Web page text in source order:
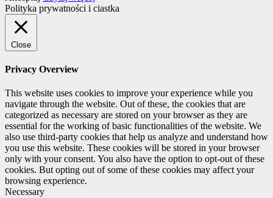
Polityka prywatności i ciastka
Close
Privacy Overview
This website uses cookies to improve your experience while you
navigate through the website. Out of these, the cookies that are
categorized as necessary are stored on your browser as they are
essential for the working of basic functionalities of the website. We
also use third-party cookies that help us analyze and understand how
you use this website. These cookies will be stored in your browser
only with your consent. You also have the option to opt-out of these
cookies. But opting out of some of these cookies may affect your
browsing experience.
Necessary